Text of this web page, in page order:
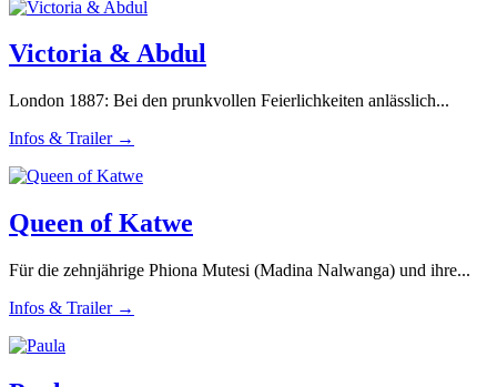
Victoria & Abdul
London 1887: Bei den prunkvollen Feierlichkeiten anlässlich...
Infos & Trailer →
Queen of Katwe
Für die zehnjährige Phiona Mutesi (Madina Nalwanga) und ihre...
Infos & Trailer →